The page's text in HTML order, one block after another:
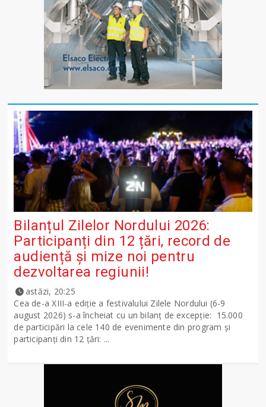
Bilanțul Zilelor Nordului 2026:
Participanți din 12 țări, record de
audiență și mize noi pentru
dezvoltarea regiunii!
astăzi, 20:25
Cea de-a XIII-a ediție a festivalului Zilele Nordului (6-9
august 2026) s-a încheiat cu un bilanț de excepție: 15.000
de participări la cele 140 de evenimente din program și
participanți din 12 țări: ...